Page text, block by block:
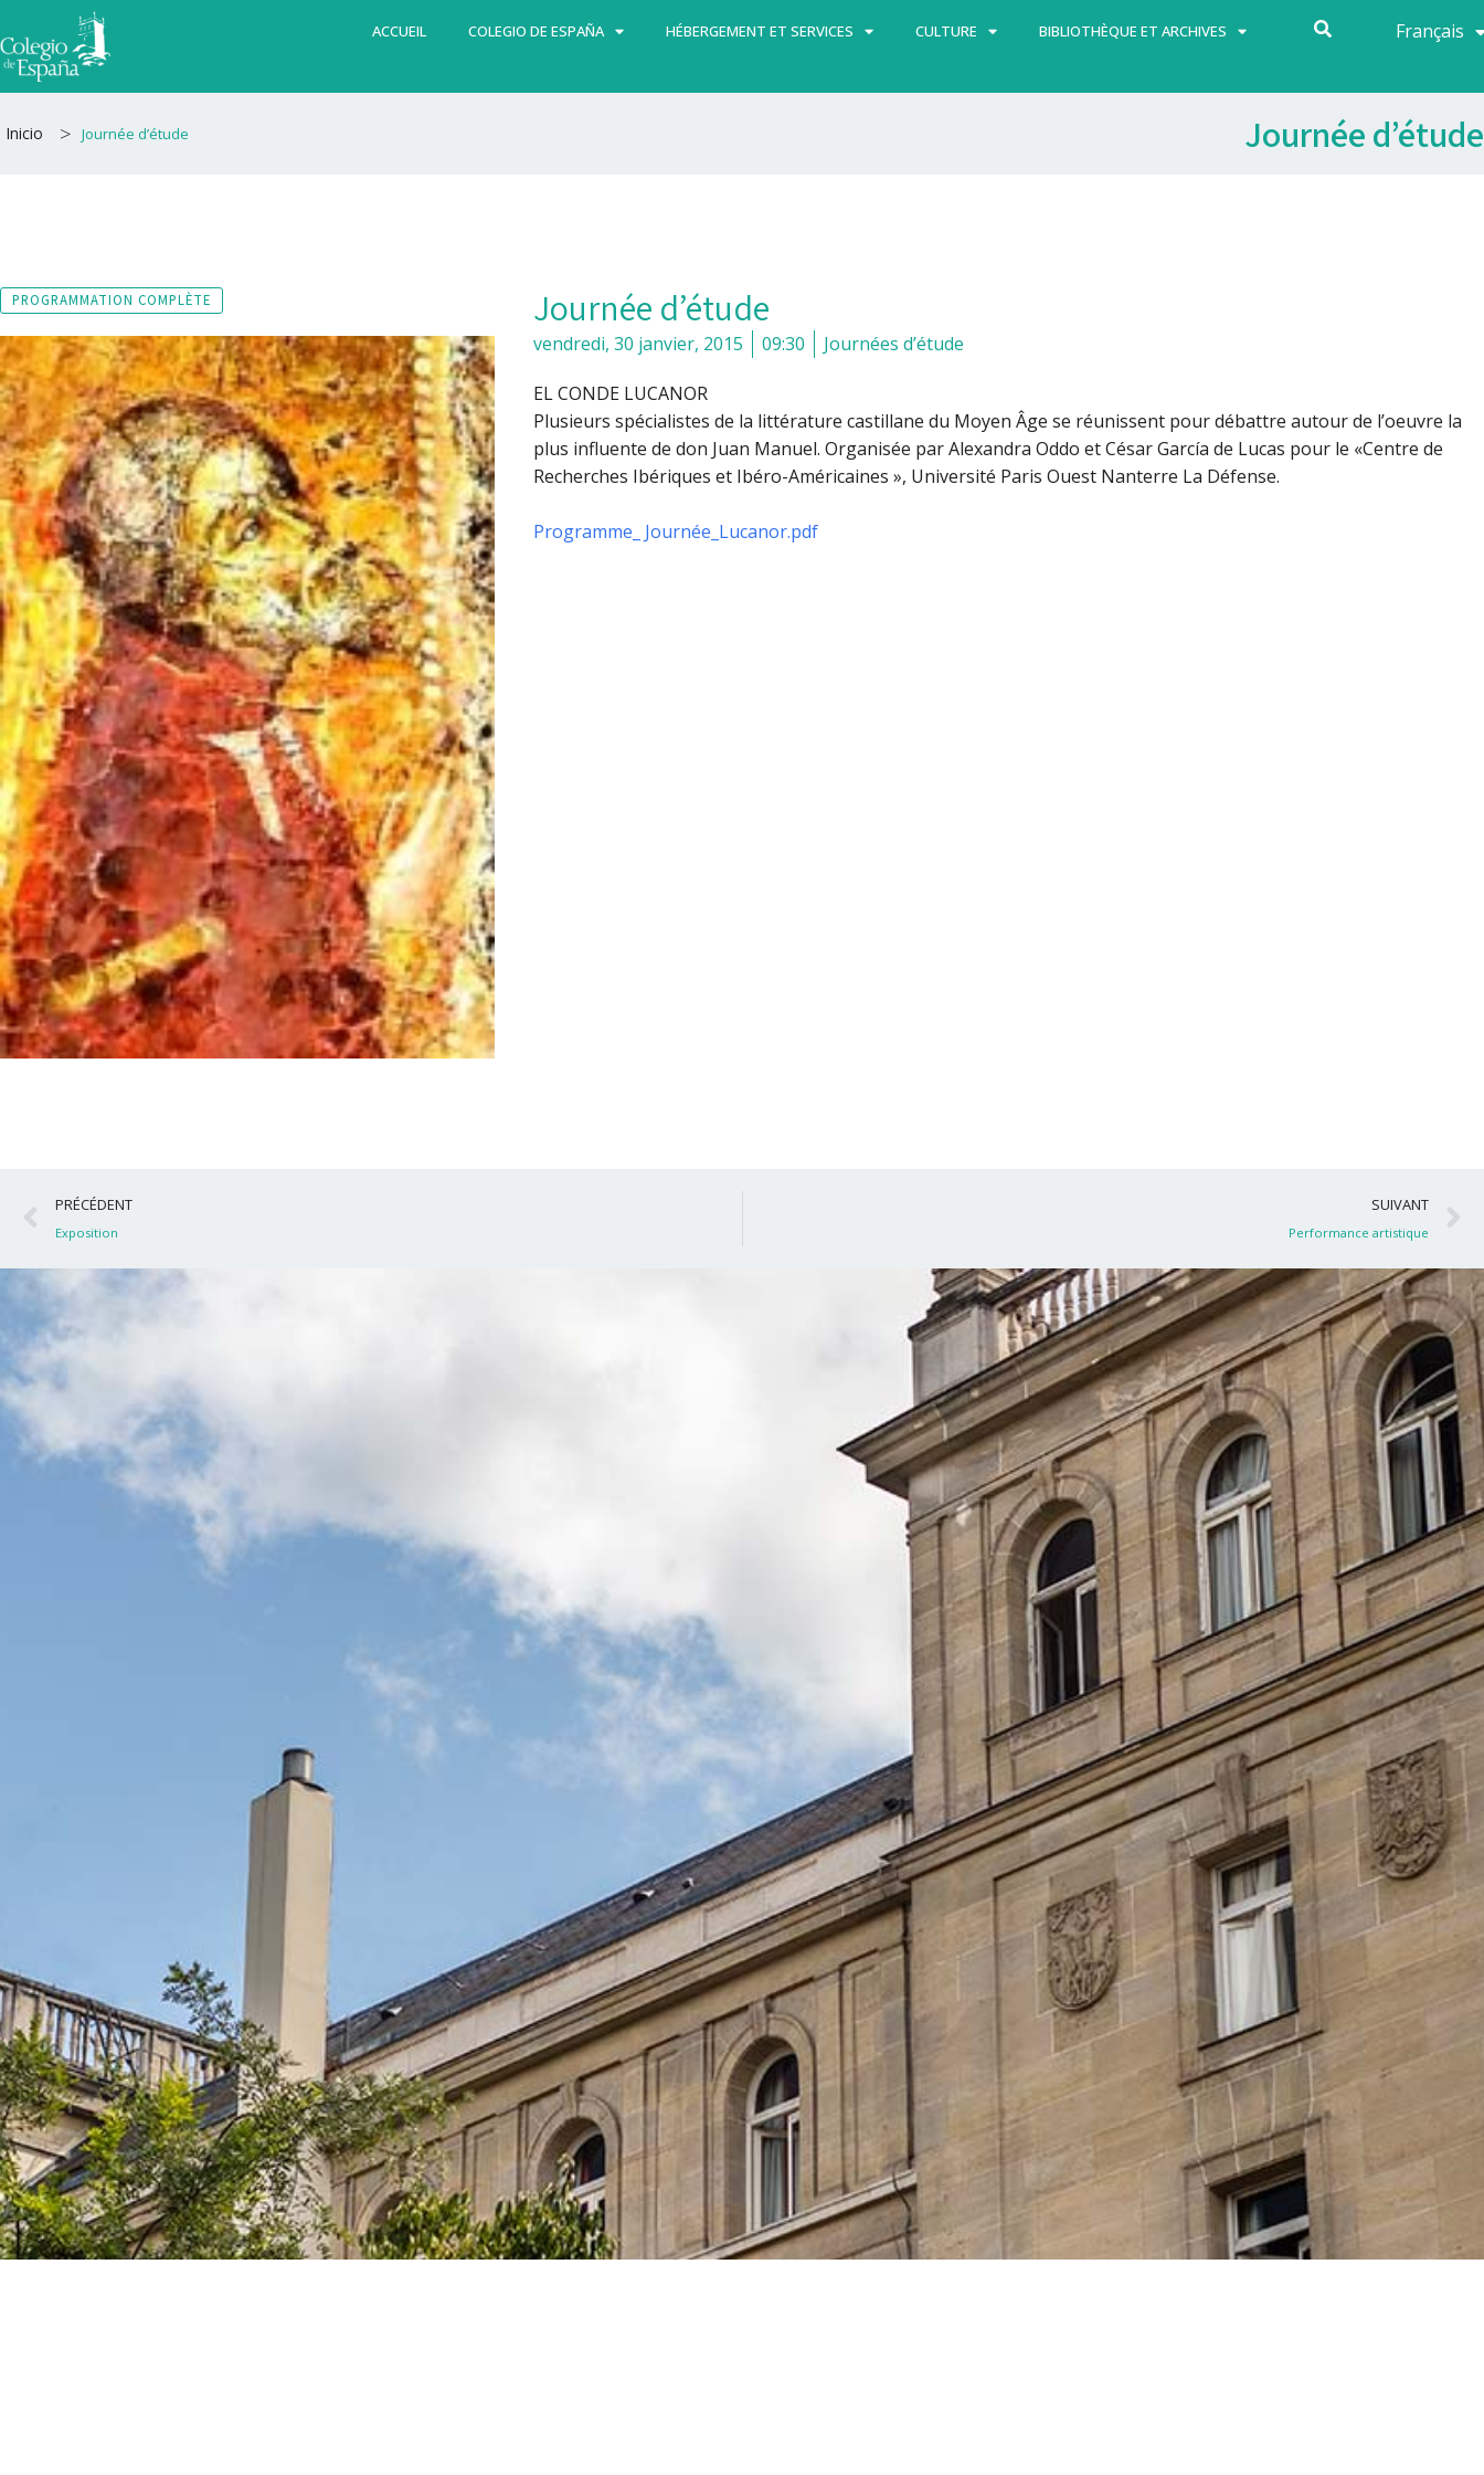
au
contenu
ACCUEIL COLEGIO DE ESPAÑA HÉBERGEMENT ET SERVICES CULTURE BIBLIOTHÈQUE ET ARCHIVES Français
Español
Inicio > Journée d’étude Journée d’étude
PROGRAMMATION COMPLÈTE Journée d’étude
vendredi, 30 janvier, 2015 09:30 Journées d’étude
EL CONDE LUCANOR
Plusieurs spécialistes de la littérature castillane du Moyen Âge se réunissent pour débattre autour de l’oeuvre la
plus influente de don Juan Manuel. Organisée par Alexandra Oddo et César García de Lucas pour le «Centre de
Recherches Ibériques et Ibéro-Américaines », Université Paris Ouest Nanterre La Défense.
Programme_ Journée_Lucanor.pdf
Précédent
PRÉCÉDENT
Exposition
SUIVANT
Performance artistique